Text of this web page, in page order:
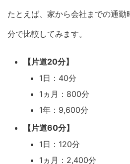
たとえば、家から会社までの通
分で比較してみます。
【片道20分】
1日：40分
1ヵ月：800分
1年：9,600分
【片道60分】
1日：120分
1ヵ月：2,400分